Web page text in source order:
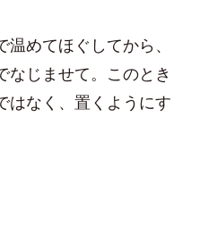
めてほぐしてから、
なじませて。このとき
はなく、置くようにす